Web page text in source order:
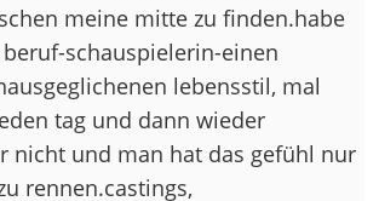
meine mitte zu finden.habe
schauspielerin-einen
lebensstil, mal
tag und dann wieder
nicht und man hat das gefühl nur
rennen.castings,